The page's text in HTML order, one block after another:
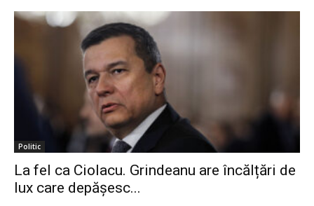
Politic
La fel ca Ciolacu. Grindeanu are încălțări de
lux care depășesc...